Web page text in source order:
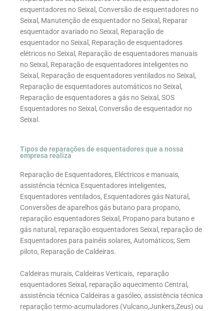
esquentadores no Seixal, Conversão de esquentadores no
Seixal, Manutenção de esquentador no Seixal, Reparar
esquentador avariado no Seixal, Reparação de
esquentador no Seixal, Reparação de esquentadores
elétricos no Seixal, Reparação de esquentadores manuais
no Seixal, Reparação de esquentadores inteligentes no
Seixal, Reparação de esquentadores ventilados no Seixal,
Reparação de esquentadores automáticos no Seixal,
Reparação de esquentadores a gás no Seixal, SOS
Esquentadores no Seixal, Conversão de esquentador no
Seixal.
Tipos de reparações de esquentadores que a nossa
empresa realiza
Reparação de Esquentadores, Eléctricos e manuais,
assistência técnica Esquentadores inteligentes,
Esquentadores ventilados, Esquentadores gás Natural,
Conversões de aparelhos gás butano para propano,
reparação esquentadores Seixal, Propano para butano e
gás natural, reparação esquentadores Seixal, reparação de
Esquentadores para painéis solares, Automáticos; Sem
piloto, Reparação de Caldeiras.
Caldeiras murais, Caldeiras Verticais, reparação
esquentadores Seixal, reparação aquecimento Central,
assistência técnica Caldeiras a gasóleo, assistência técnica
reparação termo-acumuladores (Vulcano,Junkers,Zeus) ou